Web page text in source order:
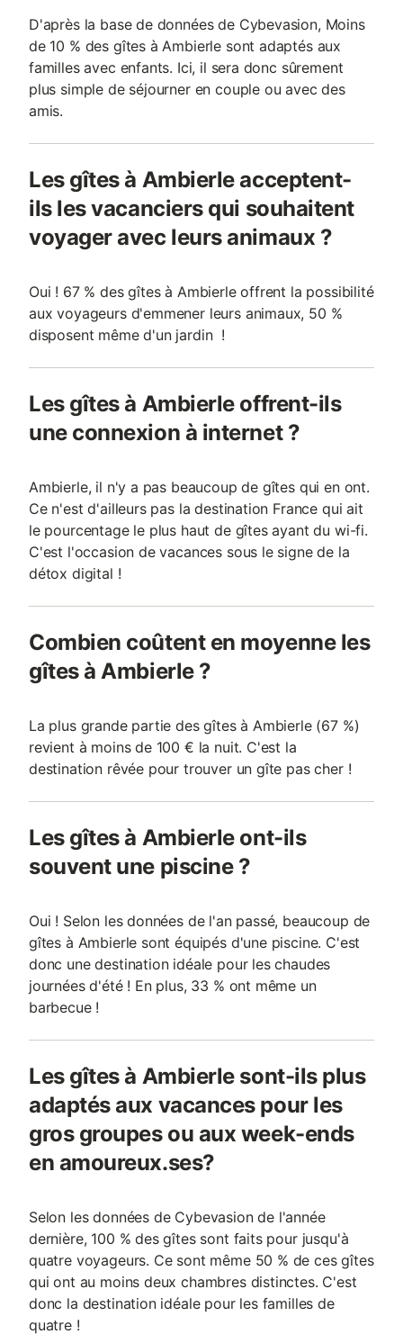
D'après la base de données de Cybevasion, Moins
de 10 % des gîtes à Ambierle sont adaptés aux
familles avec enfants. Ici, il sera donc sûrement
plus simple de séjourner en couple ou avec des
amis.
Les gîtes à Ambierle acceptent-
ils les vacanciers qui souhaitent
voyager avec leurs animaux ?
Oui ! 67 % des gîtes à Ambierle offrent la possibilité
aux voyageurs d'emmener leurs animaux, 50 %
disposent même d'un jardin !
Les gîtes à Ambierle offrent-ils
une connexion à internet ?
Ambierle, il n'y a pas beaucoup de gîtes qui en ont.
Ce n'est d'ailleurs pas la destination France qui ait
le pourcentage le plus haut de gîtes ayant du wi-fi.
C'est l'occasion de vacances sous le signe de la
détox digital !
Combien coûtent en moyenne les
gîtes à Ambierle ?
La plus grande partie des gîtes à Ambierle (67 %)
revient à moins de 100 € la nuit. C'est la
destination rêvée pour trouver un gîte pas cher !
Les gîtes à Ambierle ont-ils
souvent une piscine ?
Oui ! Selon les données de l'an passé, beaucoup de
gîtes à Ambierle sont équipés d'une piscine. C'est
donc une destination idéale pour les chaudes
journées d'été ! En plus, 33 % ont même un
barbecue !
Les gîtes à Ambierle sont-ils plus
adaptés aux vacances pour les
gros groupes ou aux week-ends
en amoureux.ses?
Selon les données de Cybevasion de l'année
dernière, 100 % des gîtes sont faits pour jusqu'à
quatre voyageurs. Ce sont même 50 % de ces gîtes
qui ont au moins deux chambres distinctes. C'est
donc la destination idéale pour les familles de
quatre !